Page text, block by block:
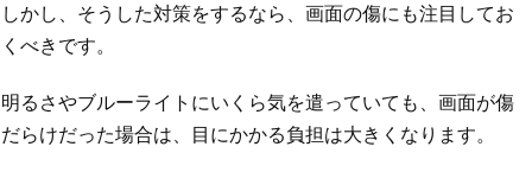
しかし、そうした対策をするなら、画面の傷にも注目してお
くべきです。
明るさやブルーライトにいくら気を遣っていても、画面が傷
だらけだった場合は、目にかかる負担は大きくなります。